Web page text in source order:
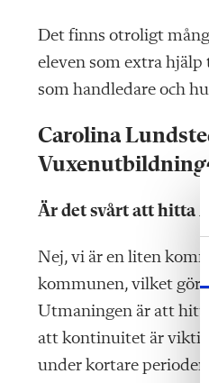
Det finns otroligt
eleven som extra
som handledare och
Carolina
Är det svårt att hitta
Nej, vi är en liten
kommunen, vilket gör
Utmaningen är att
att kontinuitet är viktig
under kortare perioder.